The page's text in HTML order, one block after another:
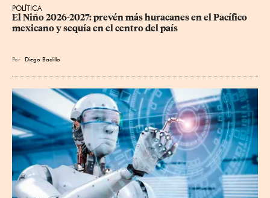
POLÍTICA
El Niño 2026-2027: prevén más huracanes en el Pacífico
mexicano y sequía en el centro del país
Por Diego Badillo